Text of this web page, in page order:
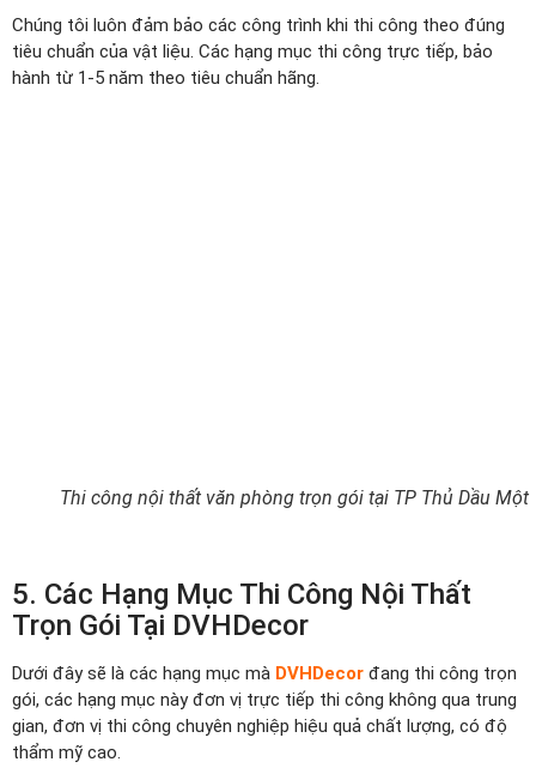
Chúng tôi luôn đảm bảo các công trình khi thi công theo đúng
tiêu chuẩn của vật liệu. Các hạng mục thi công trực tiếp, bảo
hành từ 1-5 năm theo tiêu chuẩn hãng.
Thi công nội thất văn phòng trọn gói tại TP Thủ Dầu Một
5. Các Hạng Mục Thi Công Nội Thất
Trọn Gói Tại DVHDecor
Dưới đây sẽ là các hạng mục mà DVHDecor đang thi công trọn
gói, các hạng mục này đơn vị trực tiếp thi công không qua trung
gian, đơn vị thi công chuyên nghiệp hiệu quả chất lượng, có độ
thẩm mỹ cao.